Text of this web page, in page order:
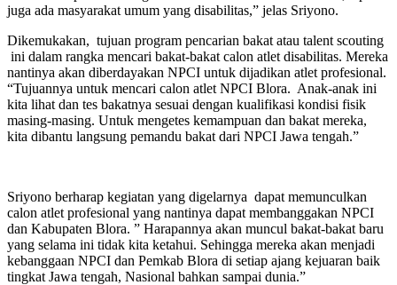
juga ada masyarakat umum yang disabilitas,” jelas Sriyono.
Dikemukakan, tujuan program pencarian bakat atau talent scouting
ini dalam rangka mencari bakat-bakat calon atlet disabilitas. Mereka
nantinya akan diberdayakan NPCI untuk dijadikan atlet profesional.
“Tujuannya untuk mencari calon atlet NPCI Blora. Anak-anak ini
kita lihat dan tes bakatnya sesuai dengan kualifikasi kondisi fisik
masing-masing. Untuk mengetes kemampuan dan bakat mereka,
kita dibantu langsung pemandu bakat dari NPCI Jawa tengah.”
Sriyono berharap kegiatan yang digelarnya dapat memunculkan
calon atlet profesional yang nantinya dapat membanggakan NPCI
dan Kabupaten Blora. ” Harapannya akan muncul bakat-bakat baru
yang selama ini tidak kita ketahui. Sehingga mereka akan menjadi
kebanggaan NPCI dan Pemkab Blora di setiap ajang kejuaran baik
tingkat Jawa tengah, Nasional bahkan sampai dunia.”